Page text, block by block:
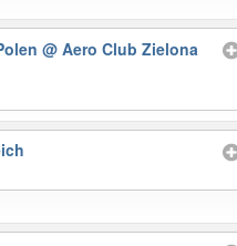
@ Aero Club Zielona